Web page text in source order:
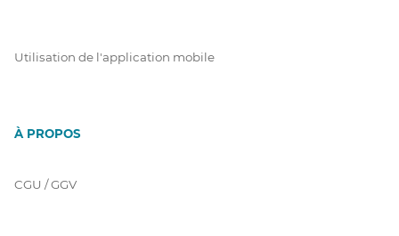
Utilisation de l'application mobile
À PROPOS
CGU / GGV